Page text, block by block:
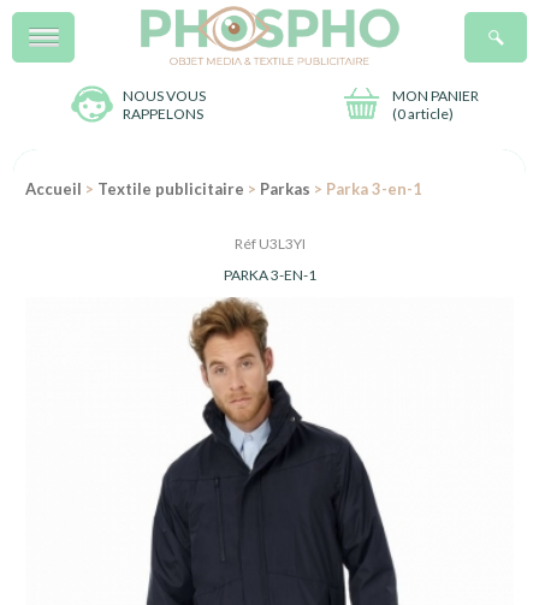
NOUS VOUS
RAPPELONS
MON PANIER
(0 article)
Menu
Accueil > Textile publicitaire > Parkas > Parka 3-en-1
Réf U3L3YI
PARKA 3-EN-1